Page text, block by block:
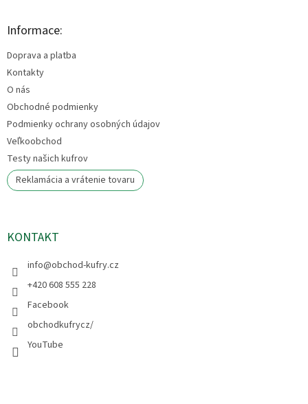
Informace:
Doprava a platba
Kontakty
O nás
Obchodné podmienky
Podmienky ochrany osobných údajov
Veľkoobchod
Testy našich kufrov
Reklamácia a vrátenie tovaru
KONTAKT
info@obchod-kufry.cz
+420 608 555 228
Facebook
obchodkufrycz/
YouTube